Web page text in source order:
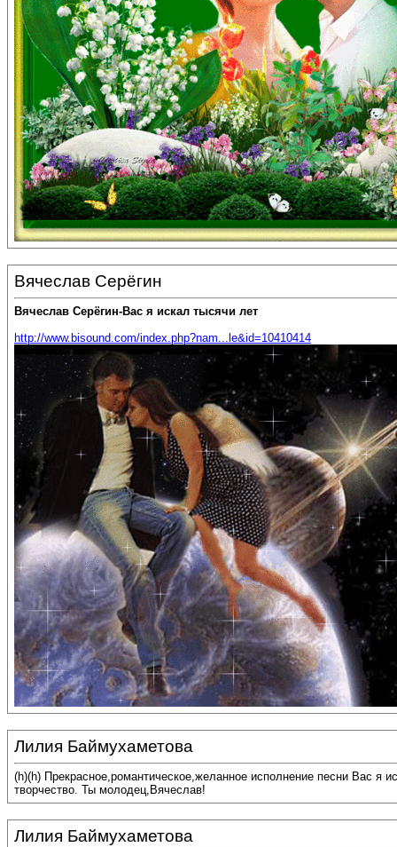
Вячеслав Серёгин
Вячеслав Серёгин-Вас я искал тысячи лет
http://www.bisound.com/index.php?nam...le&id=10410414
Лилия Баймухаметова
(h)(h) Прекрасное,романтическое,желанное исполнение песни Вас я
творчество. Ты молодец,Вячеслав!
Лилия Баймухаметова